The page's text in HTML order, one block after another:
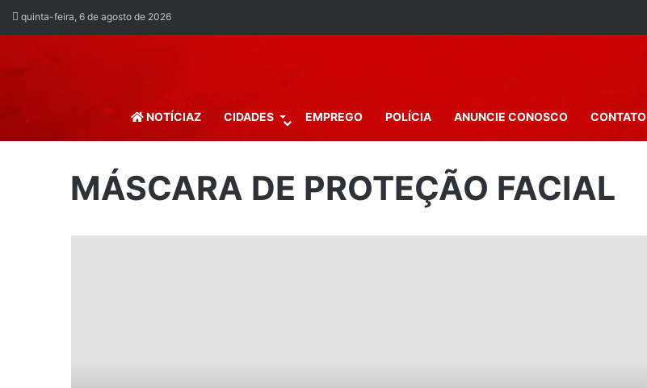
quinta-feira, 6 de agosto de 2026
NOTÍCIAZ CIDADES EMPREGO POLÍCIA ANUNCIE CONOSCO CONTATO
MÁSCARA DE PROTEÇÃO FACIAL